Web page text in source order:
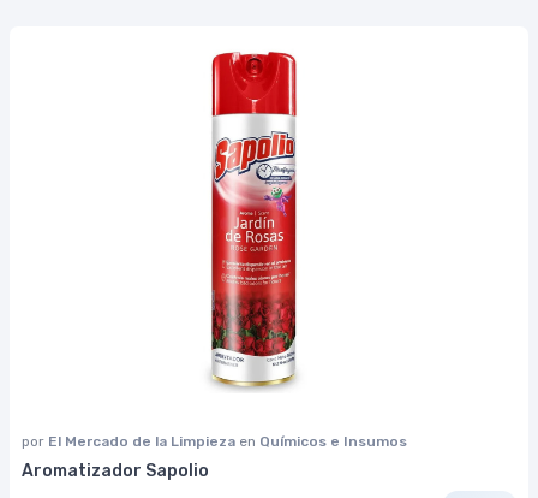
por El Mercado de la Limpieza en Químicos e Insumos
Aromatizador Sapolio